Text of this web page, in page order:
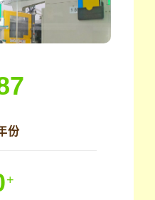
份
+